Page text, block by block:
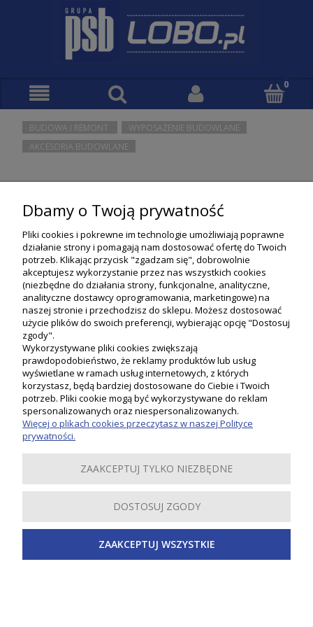
BUDOWA I REMONT
WYPOSAŻENIE BUDOWLANE
AKCESORIA BUDOWLANE
Nie znaleziono produktów spełniających podane kryteria.
Moje konto
Płatności i dostawa
Informacje
O nas
Inspiracje
Dbamy o Twoją prywatność
Pliki cookies i pokrewne im technologie umożliwiają poprawne
działanie strony i pomagają nam dostosować ofertę do Twoich
potrzeb. Klikając przycisk "zgadzam się", dobrowolnie
akceptujesz wykorzystanie przez nas wszystkich cookies
(niezbędne do działania strony, funkcjonalne, analityczne,
analityczne dostawcy oprogramowania, marketingowe) na
naszej stronie i przechodzisz do sklepu. Możesz dostosować
użycie plików do swoich preferencji, wybierając opcję "Dostosuj
zgody".
Wykorzystywane pliki cookies zwiększają
prawdopodobieństwo, że reklamy produktów lub usług
wyświetlane w ramach usług internetowych, z których
korzystasz, będą bardziej dostosowane do Ciebie i Twoich
potrzeb. Pliki cookie mogą być wykorzystywane do reklam
spersonalizowanych oraz niespersonalizowanych.
Więcej o plikach cookies przeczytasz w naszej Polityce
prywatności.
ZAAKCEPTUJ TYLKO NIEZBĘDNE
DOSTOSUJ ZGODY
ZAAKCEPTUJ WSZYSTKIE